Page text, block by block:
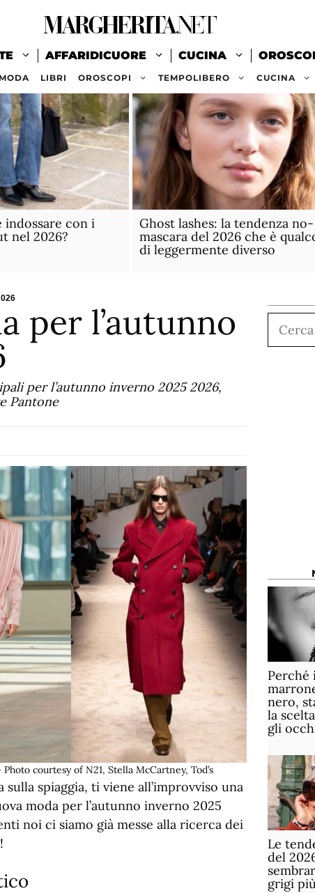
AFFARIDICUORE CUCINA
MODA LIBRI OROSCOPI TEMPOLIBERO CUCINA
indossare con i
nel 2026?
Ghost lashes: la tendenza no-
mascara del 2026 che è
di leggermente diverso
per l’autunno
per l’autunno inverno 2025 2026,
Pantone
courtesy of N21, Stella McCartney, Tod’s
spiaggia, ti viene all’improvviso una
moda per l’autunno inverno 2025
noi ci siamo già messe alla ricerca dei
Cerca
Perché
nero,
la
gli
Le
del
grigi